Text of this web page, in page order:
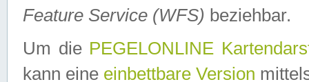
Feature Service (WFS) beziehbar.
Um die PEGELONLINE
kann eine einbettbare Version